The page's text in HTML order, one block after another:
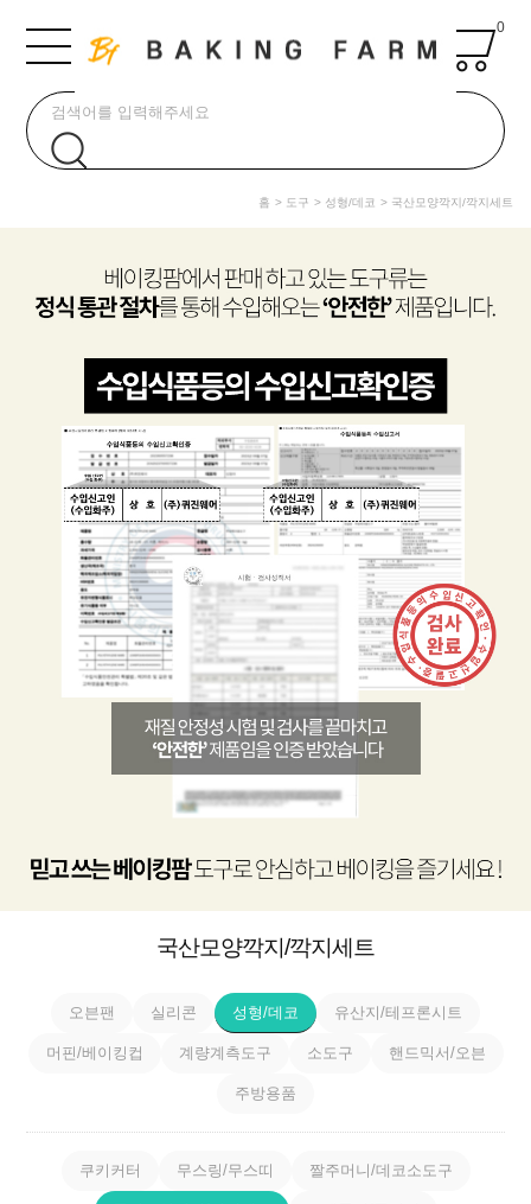
0
홈 도구 성형/데코 국산모양깍지/깍지세트
국산모양깍지/깍지세트
오븐팬 실리콘 성형/데코 유산지/테프론시트
머핀/베이킹컵 계량계측도구 소도구 핸드믹서/오븐
주방용품
쿠키커터 무스링/무스띠 짤주머니/데코소도구